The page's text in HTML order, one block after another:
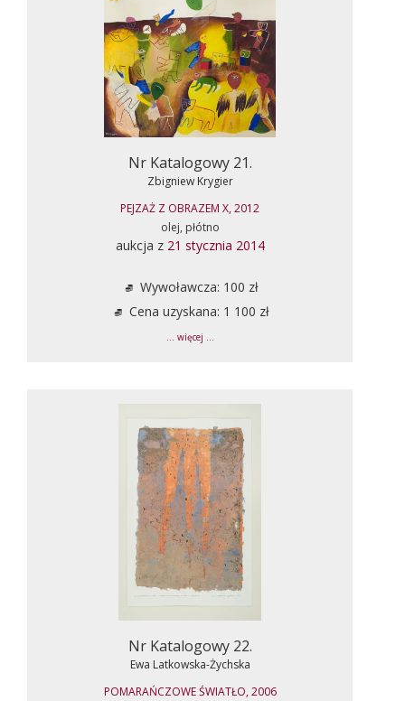
Nr Katalogowy 21.
Zbigniew Krygier
PEJZAŻ Z OBRAZEM X, 2012
olej, płótno
aukcja z 21 stycznia 2014
Wywoławcza: 100 zł
Cena uzyskana: 1 100 zł
... więcej ...
Nr Katalogowy 22.
Ewa Latkowska-Żychska
POMARAŃCZOWE ŚWIATŁO, 2006